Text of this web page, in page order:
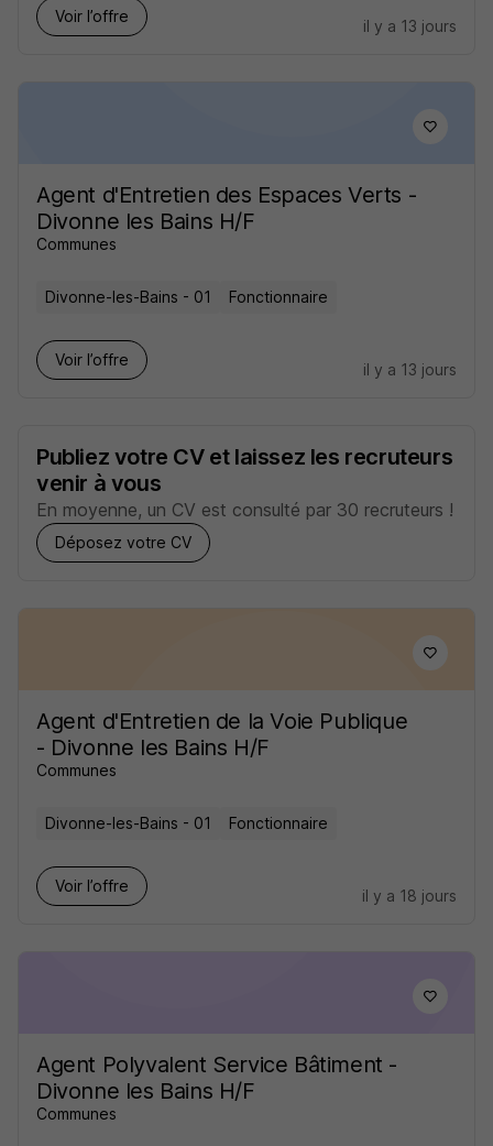
Voir l’offre
il y a 13 jours
Agent d'Entretien des Espaces Verts -
Divonne les Bains H/F
Communes
Divonne-les-Bains - 01 Fonctionnaire
Voir l’offre
il y a 13 jours
Publiez votre CV et laissez les recruteurs
venir à vous
En moyenne, un CV est consulté par 30 recruteurs !
Déposez votre CV
Agent d'Entretien de la Voie Publique
- Divonne les Bains H/F
Communes
Divonne-les-Bains - 01 Fonctionnaire
Voir l’offre
il y a 18 jours
Agent Polyvalent Service Bâtiment -
Divonne les Bains H/F
Communes